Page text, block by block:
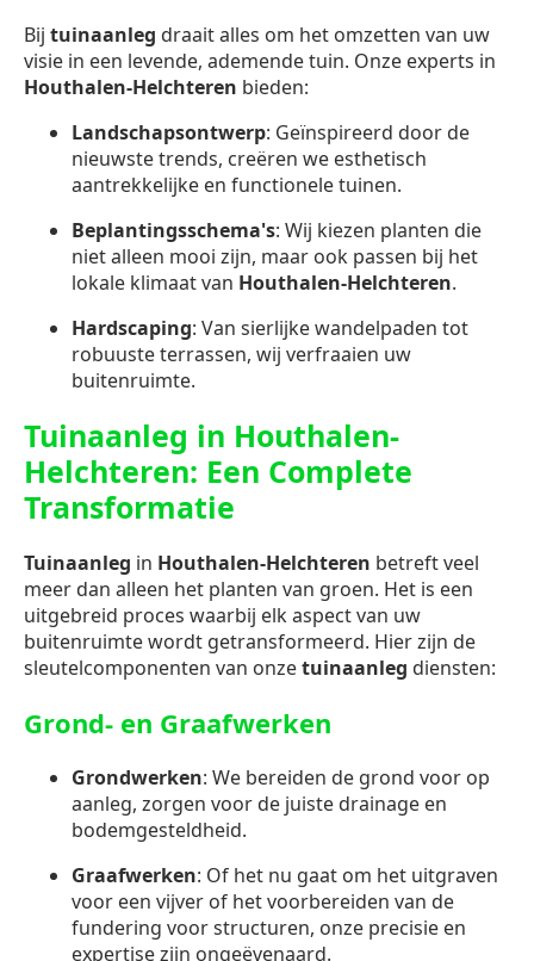
Bij tuinaanleg draait alles om het omzetten van uw
visie in een levende, ademende tuin. Onze experts in
Houthalen-Helchteren bieden:
Landschapsontwerp: Geïnspireerd door de
nieuwste trends, creëren we esthetisch
aantrekkelijke en functionele tuinen.
Beplantingsschema's: Wij kiezen planten die
niet alleen mooi zijn, maar ook passen bij het
lokale klimaat van Houthalen-Helchteren.
Hardscaping: Van sierlijke wandelpaden tot
robuuste terrassen, wij verfraaien uw
buitenruimte.
Tuinaanleg in Houthalen-
Helchteren: Een Complete
Transformatie
Tuinaanleg in Houthalen-Helchteren betreft veel
meer dan alleen het planten van groen. Het is een
uitgebreid proces waarbij elk aspect van uw
buitenruimte wordt getransformeerd. Hier zijn de
sleutelcomponenten van onzetuinaanleg diensten:
Grond- en Graafwerken
Grondwerken: We bereiden de grond voor op
aanleg, zorgen voor de juiste drainage en
bodemgesteldheid.
Graafwerken: Of het nu gaat om het uitgraven
voor een vijver of het voorbereiden van de
fundering voor structuren, onze precisie en
expertise zijn ongeëvenaard.